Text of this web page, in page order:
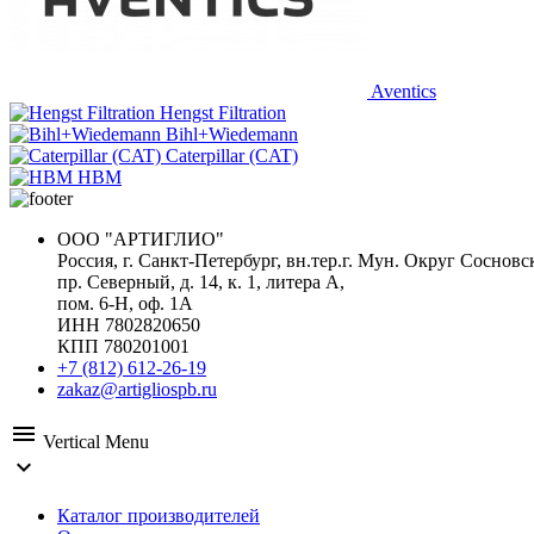
Aventics
Hengst Filtration
Bihl+Wiedemann
Caterpillar (CAT)
HBM
ООО "АРТИГЛИО"
Россия, г. Санкт-Петербург, вн.тер.г. Мун. Округ
пр. Северный, д. 14, к. 1, литера А,
пом. 6-Н, оф. 1А
ИНН 7802820650
КПП 780201001
+7 (812) 612-26-19
zakaz@artigliospb.ru
menu Vertical Menu
expand_more
Каталог производителей